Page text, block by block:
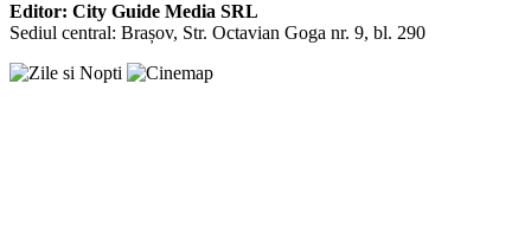
Editor: City Guide Media SRL
Sediul central: Brașov, Str. Octavian Goga nr. 9, bl. 290